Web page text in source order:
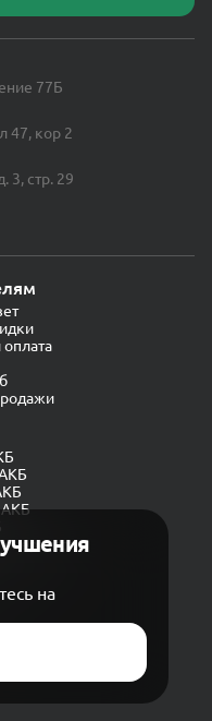
на
77Б
47, кор 2
3, стр. 29
оплата
АКБ